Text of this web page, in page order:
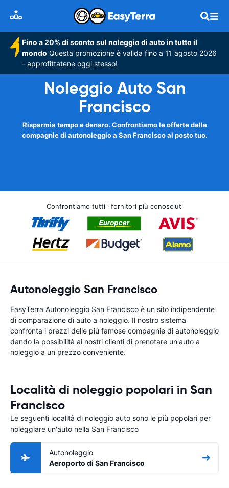
Fino a 20% di sconto sul noleggio di auto in tutto il
mondo Questa promozione è valida fino a 11 agosto 2026
- approfittatene oggi stesso!
Noleggio Auto San
Francisco
Risparmia tempo e denaro. Confrontiamo le offerte delle
compagnie di autonoleggio a San Francisco al posto tuo.
Confrontiamo tutti i fornitori più conosciuti
Autonoleggio San Francisco
EasyTerra Autonoleggio San Francisco è un sito indipendente
di comparazione di auto a noleggio. Il nostro sistema
confronta i prezzi delle più famose compagnie di autonoleggio
dando la possibilità ai nostri clienti di prenotare un'auto a
noleggio a un prezzo conveniente.
Località di noleggio popolari in San
Francisco
Le seguenti località di noleggio auto sono le più popolari per
noleggiare un'auto nella San Francisco
Autonoleggio
Aeroporto di San Francisco